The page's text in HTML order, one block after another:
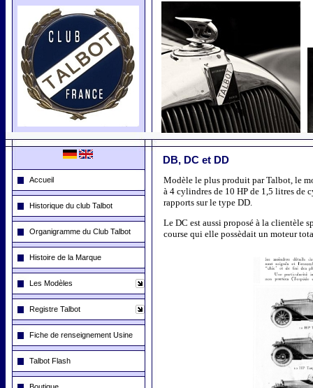
Accueil
Historique du club Talbot
Organigramme du Club Talbot
Histoire de la Marque
Les Modèles
Registre Talbot
Fiche de renseignement Usine
Talbot Flash
Modèle le plus produit par Talbot, le
à 4 cylindres de 10 HP de 1,5 litres de
rapports sur le type DD.
Le DC est aussi proposé à la clientèle
course qui elle possèdait un moteur
DB, DC et DD